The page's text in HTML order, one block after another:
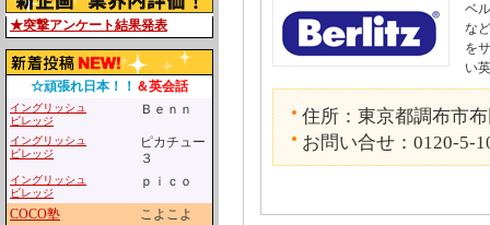
★突撃アンケート結果発表
☆頑張れ日本！！ ＆英会話
イングリッシュ
ビレッジ
Ｂｅｎｎ
イングリッシュ
ビレッジ
ピカチュー
３
イングリッシュ
ビレッジ
ｐｉｃｏ
COCO塾
こよこよ
ベ
な
を
い
住所：東京都調布市
お問い合せ：0120-5-